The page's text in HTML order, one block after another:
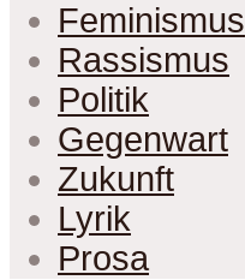
Feminismus
Rassismus
Politik
Gegenwart
Zukunft
Lyrik
Prosa